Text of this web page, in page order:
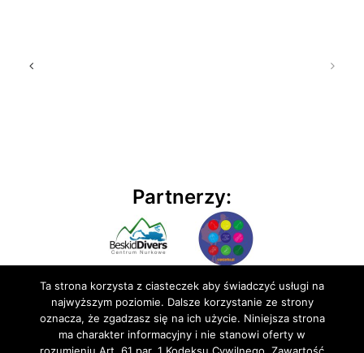
Partnerzy:
Ta strona korzysta z ciasteczek aby świadczyć usługi na
najwyższym poziomie. Dalsze korzystanie ze strony
oznacza, że zgadzasz się na ich użycie. Niniejsza strona
ma charakter informacyjny i nie stanowi oferty w